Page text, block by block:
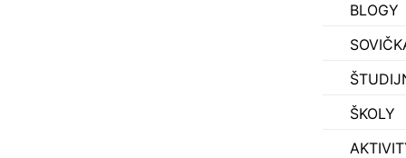
BLOGY
ŠKOLY